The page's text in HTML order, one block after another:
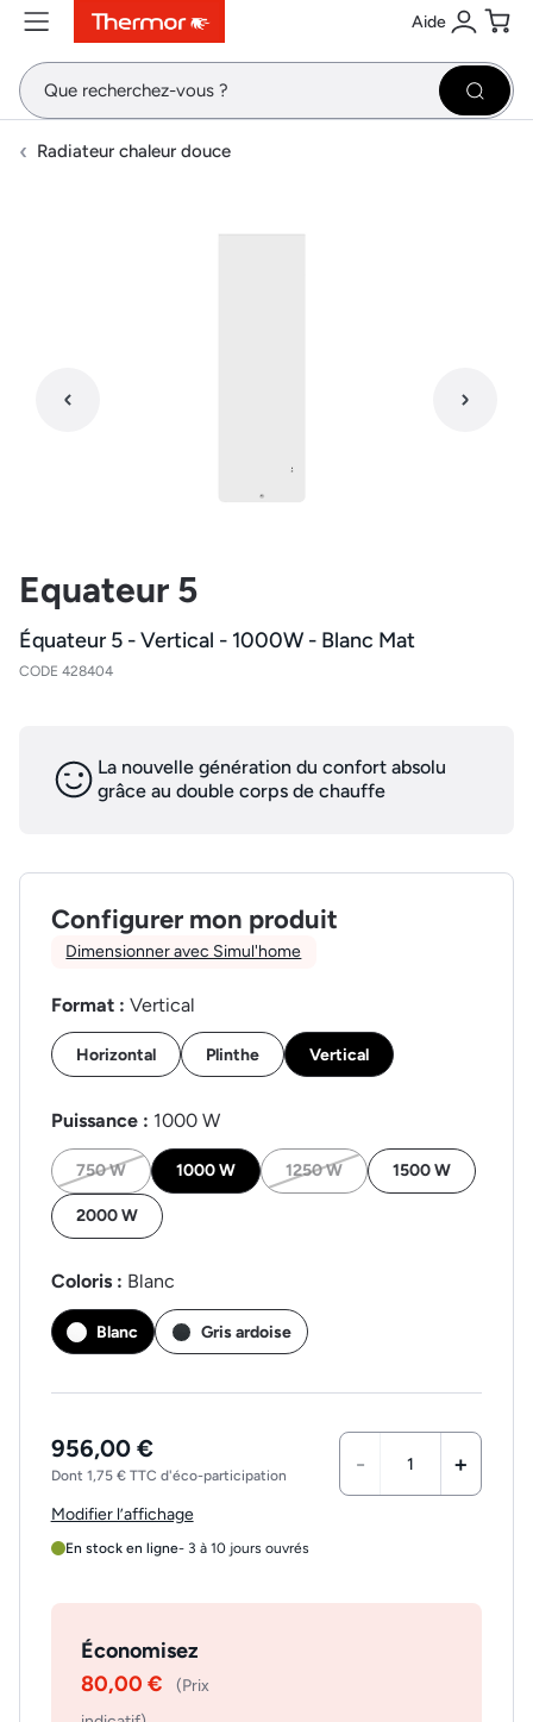
ContenuMenuRecherche Aide
Se
Radiateur chaleur douce
Equateur 5
Équateur 5 - Vertical - 1000W - Blanc Mat
CODE 428404
La nouvelle génération du confort absolu
grâce au double corps de chauffe
Configurer mon produit
Dimensionner avec Simul'home
Format : Vertical
Horizontal Plinthe Vertical
Puissance : 1000 W
750 W 1000 W 1250 W 1500 W
2000 W
Coloris : Blanc
Blanc Gris ardoise
956,00 €
Dont 1,75 € TTC d'éco-participation - +
Modifier l’affichage
En stock en ligne- 3 à 10 jours ouvrés
Économisez
80,00 €
(Prix